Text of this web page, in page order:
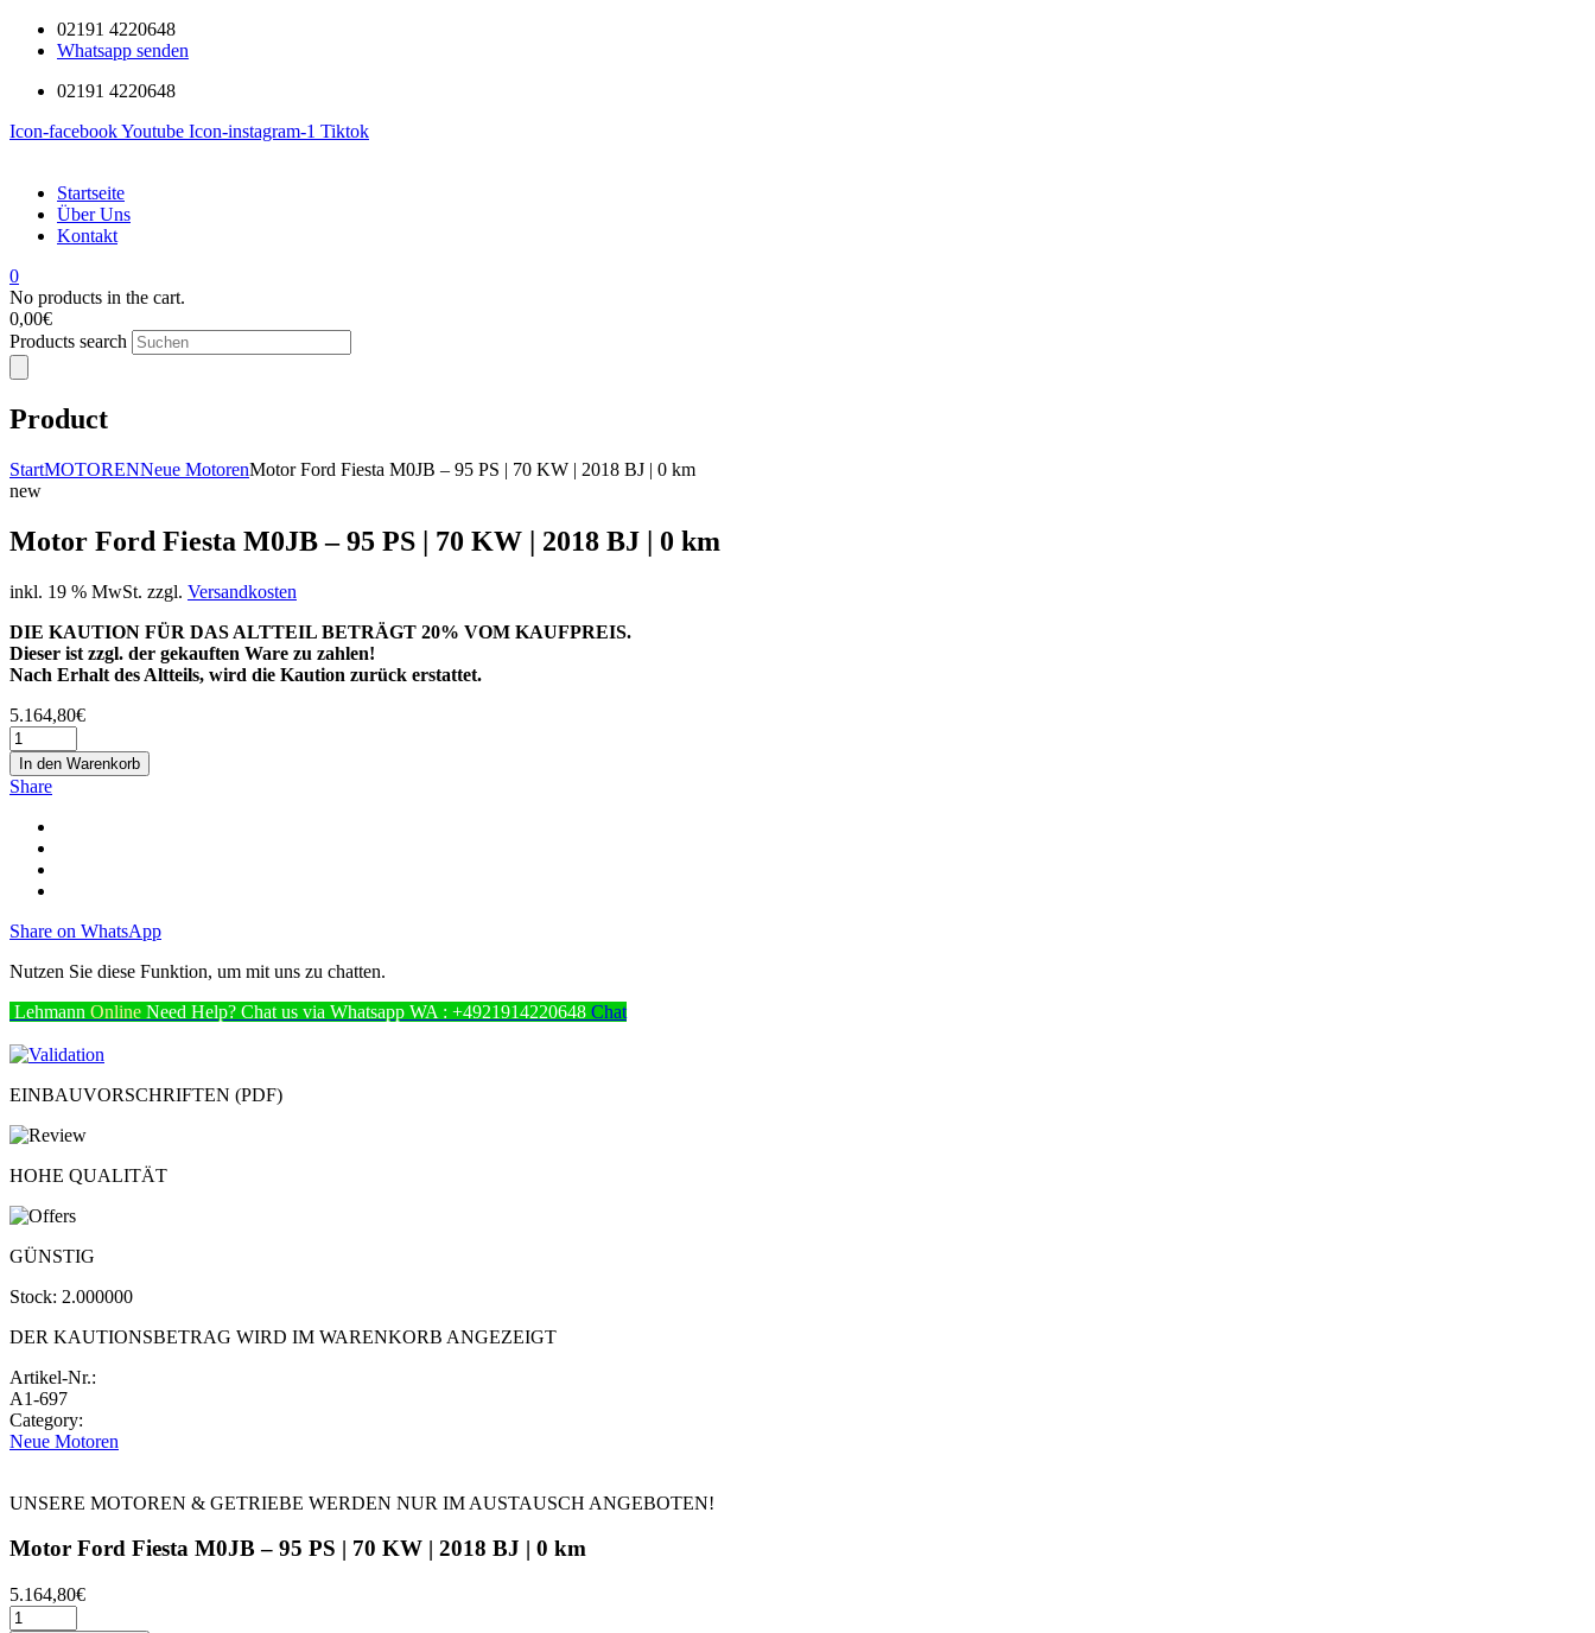
02191 4220648
Whatsapp senden
02191 4220648
Icon-facebookYoutube Icon-instagram-1 Tiktok
Startseite
Über Uns
Kontakt
0
No products in the cart.
0,00€
Products search
Product
StartMOTORENNeue MotorenMotor Ford Fiesta M0JB – 95 PS | 70 KW | 2018 BJ | 0 km
new
Motor Ford Fiesta M0JB – 95 PS | 70 KW | 2018 BJ | 0 km
inkl. 19 % MwSt. zzgl. Versandkosten
DIE KAUTION FÜR DAS ALTTEIL BETRÄGT 20% VOM KAUFPREIS.
Dieser ist zzgl. der gekauften Ware zu zahlen!
Nach Erhalt des Altteils, wird die Kaution zurück erstattet.
5.164,80€
In den Warenkorb
Share
Share on WhatsApp
Nutzen Sie diese Funktion, um mit uns zu chatten.
Lehmann Online Need Help? Chat us via Whatsapp WA : +4921914220648 Chat
EINBAUVORSCHRIFTEN (PDF)
HOHE QUALITÄT
GÜNSTIG
Stock: 2.000000
DER KAUTIONSBETRAG WIRD IM WARENKORB ANGEZEIGT
Artikel-Nr.:
A1-697
Category:
Neue Motoren
UNSERE MOTOREN & GETRIEBE WERDEN NUR IM AUSTAUSCH ANGEBOTEN!
Motor Ford Fiesta M0JB – 95 PS | 70 KW | 2018 BJ | 0 km
5.164,80€